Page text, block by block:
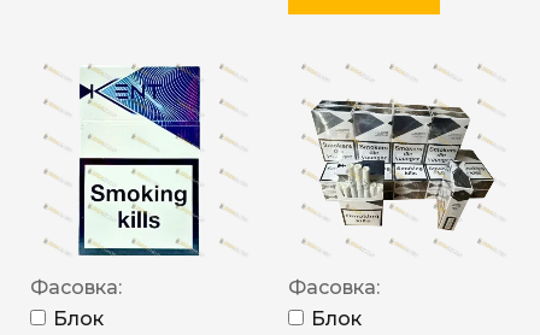
Фасовка:
Блок
Фасовка:
Блок